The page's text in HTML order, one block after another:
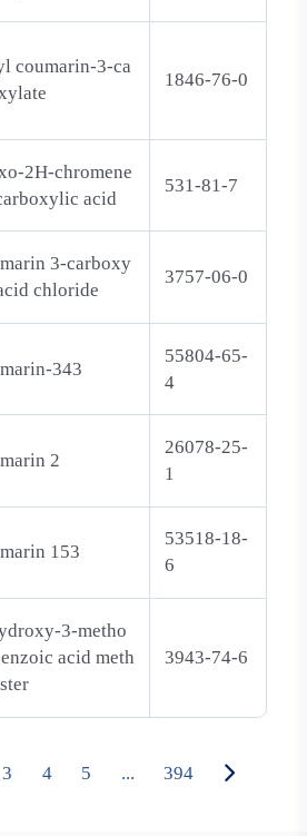
coumarin-3-ca
1846-76-0
2H-chromene
acid
531-81-7
3-carboxy
chloride
3757-06-0
343
55804-65-
4
2
26078-25-
1
153
53518-18-
6
3-metho
acid meth
3943-74-6
3 4 5 ... 394